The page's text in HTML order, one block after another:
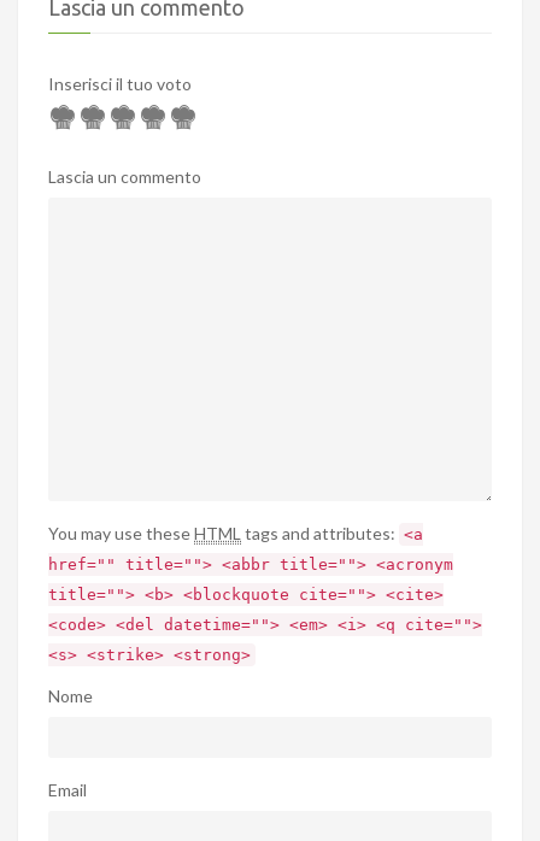
Lascia un commento
Inserisci il tuo voto
Lascia un commento
You may use theseHTML tags and attributes: <a
href="" title=""> <abbr title=""> <acronym
title=""> <b> <blockquote cite=""> <cite>
<code> <del datetime=""> <em> <i> <q cite="">
<s> <strike> <strong>
Nome
Email